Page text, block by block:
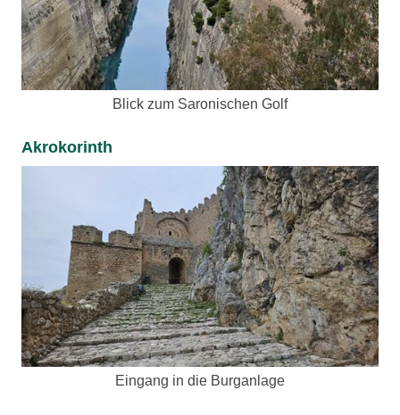
Blick zum Saronischen Golf
Akrokorinth
Eingang in die Burganlage